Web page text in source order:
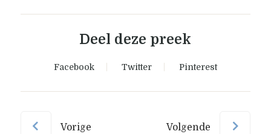
Deel deze preek
Facebook Twitter Pinterest
Vorige Volgende